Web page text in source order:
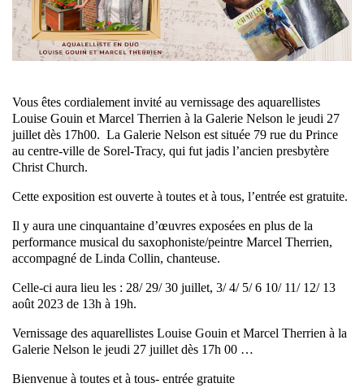
Vous êtes cordialement invité au vernissage des aquarellistes
Louise Gouin et Marcel Therrien à la Galerie Nelson le jeudi 27
juillet dès 17h00. La Galerie Nelson est située 79 rue du Prince
au centre-ville de Sorel-Tracy, qui fut jadis l’ancien presbytère
Christ Church.
Cette exposition est ouverte à toutes et à tous, l’entrée est gratuite.
Il y aura une cinquantaine d’œuvres exposées en plus de la
performance musical du saxophoniste/peintre Marcel Therrien,
accompagné de Linda Collin, chanteuse.
Celle-ci aura lieu les : 28/ 29/ 30 juillet, 3/ 4/ 5/ 6 10/ 11/ 12/ 13
août 2023 de 13h à 19h.
Vernissage des aquarellistes Louise Gouin et Marcel Therrien à la
Galerie Nelson le jeudi 27 juillet dès 17h 00 …
Bienvenue à toutes et à tous- entrée gratuite